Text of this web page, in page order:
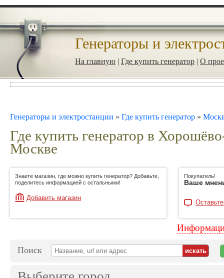
Генераторы и
На главную | Где купить генератор | О
Генераторы и электростанции » Где купить генератор »
Где купить генератор в
Москве
Знаете магазин, где можно купить генератор? Добавьте,
поделитесь информацией с остальными!
Добавить магазин
Покупатель!
Ваше
Поиск